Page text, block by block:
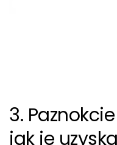
3.
jak je